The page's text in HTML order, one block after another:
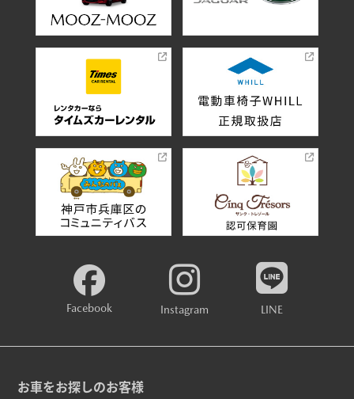
Facebook Instagram LINE
お車をお探しのお客様